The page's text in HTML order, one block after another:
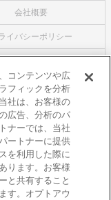
会社概要
イバシーポリシー
イク
コンテンツや広
フィックを分析
社は、お客様の
広告、分析のパ
ナーでは、当社
ートナーに提供
を利用した際に
ります。お客様
と共有すること
す。オプトアウ